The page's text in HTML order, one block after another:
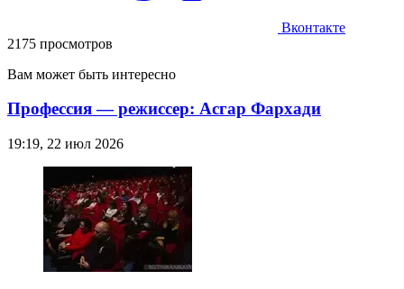
Вконтакте
2175 просмотров
Вам может быть интересно
Профессия — режиссер: Асгар Фархади
19:19, 22 июл 2026